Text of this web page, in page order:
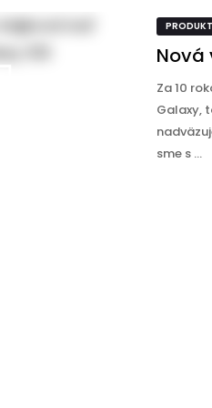
Nová
Za 10
Galaxy,
sme s ...